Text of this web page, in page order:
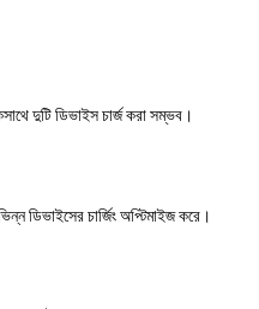
দুটি ডিভাইস চার্জ করা সম্ভব।
ডিভাইসের চার্জিং অপ্টিমাইজ করে।